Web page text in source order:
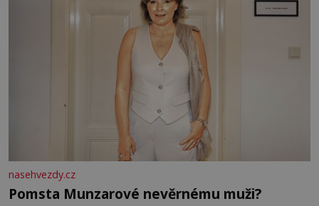
nasehvezdy.cz
Pomsta Munzarové nevěrnému muži?